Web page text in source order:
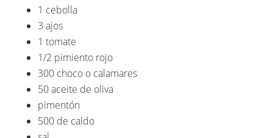
1 cebolla
3 ajos
1 tomate
1/2 pimiento rojo
300 choco o calamares
50 aceite de oliva
pimentón
500 de caldo